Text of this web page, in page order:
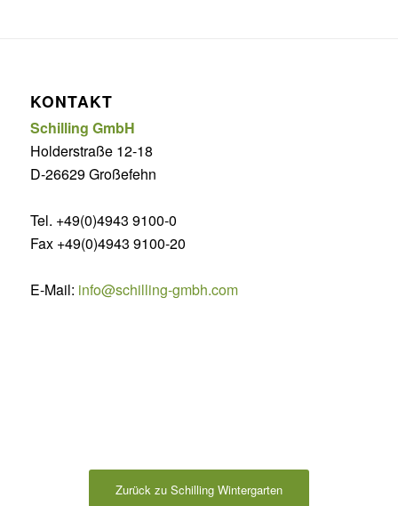
KONTAKT
Schilling GmbH
Holderstraße 12-18
D-26629 Großefehn
Tel. +49(0)4943 9100-0
Fax +49(0)4943 9100-20
E-Mail: info@schilling-gmbh.com
Zurück zu Schilling Wintergarten